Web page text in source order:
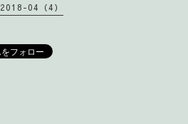
2018-04（4）